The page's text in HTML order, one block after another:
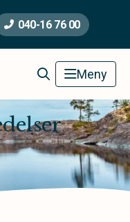
040-16 76 00
Meny